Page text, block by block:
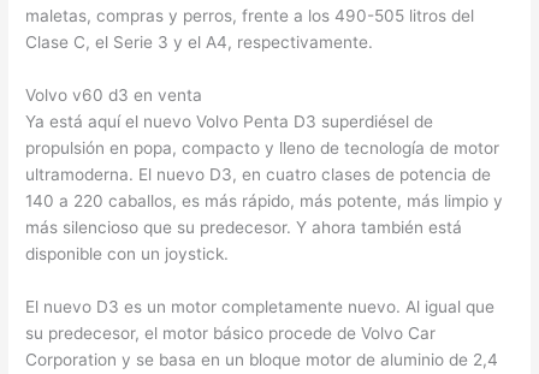
maletas, compras y perros, frente a los 490-505 litros del
Clase C, el Serie 3 y el A4, respectivamente.
Volvo v60 d3 en venta
Ya está aquí el nuevo Volvo Penta D3 superdiésel de
propulsión en popa, compacto y lleno de tecnología de motor
ultramoderna. El nuevo D3, en cuatro clases de potencia de
140 a 220 caballos, es más rápido, más potente, más limpio y
más silencioso que su predecesor. Y ahora también está
disponible con un joystick.
El nuevo D3 es un motor completamente nuevo. Al igual que
su predecesor, el motor básico procede de Volvo Car
Corporation y se basa en un bloque motor de aluminio de 2,4